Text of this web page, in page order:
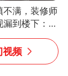
不满，装修师
到楼下：出
到外墙
视频